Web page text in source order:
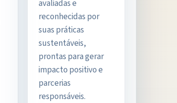
avaliadas e
reconhecidas por
suas práticas
sustentáveis,
prontas para gerar
impacto positivo e
parcerias
responsáveis.